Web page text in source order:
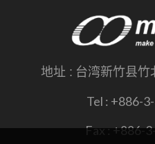
地址 : 台湾新竹县竹
Tel : +886-
Fax :+886-